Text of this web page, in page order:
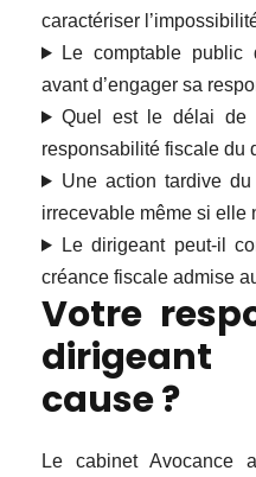
caractériser
Le comptable public
avant d’engager sa
Quel est le délai de
responsabilité fiscale du
Une action tardive
irrecevable même si elle
Le dirigeant peut-il
créance fiscale admise
Votre
dirigeant
cause ?
Le cabinet Avocance